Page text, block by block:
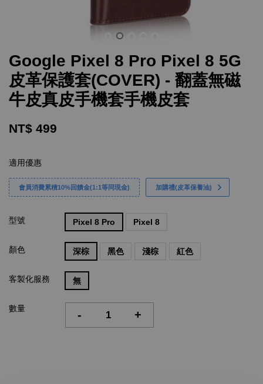
Google Pixel 8 Pro Pixel 8 5G
皮革保護套(COVER) - 翻蓋無磁
牛皮真皮手機套手機皮套
NT$ 499
適用優惠
會員消費累積10%回饋金(1:1等同現金) 加購禮(皮革保養油)
型號 Pixel 8 Pro Pixel 8
顏色 深棕 黑色 淺棕 紅色
客製化服務 無
數量 - +